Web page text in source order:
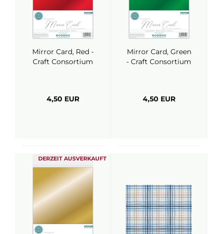
Mirror Card, Red -
Craft Consortium
4,50 EUR
Mirror Card, Green
- Craft Consortium
4,50 EUR
DERZEIT AUSVERKAUFT